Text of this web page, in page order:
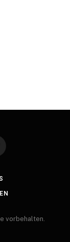
vorbehalten.